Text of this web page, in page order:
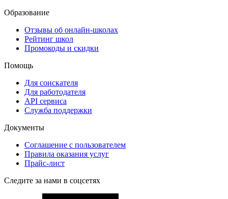
Образование
Отзывы об онлайн-школах
Рейтинг школ
Промокоды и скидки
Помощь
Для соискателя
Для работодателя
API сервиса
Служба поддержки
Документы
Соглашение с пользователем
Правила оказания услуг
Прайс-лист
Следите за нами в соцсетях